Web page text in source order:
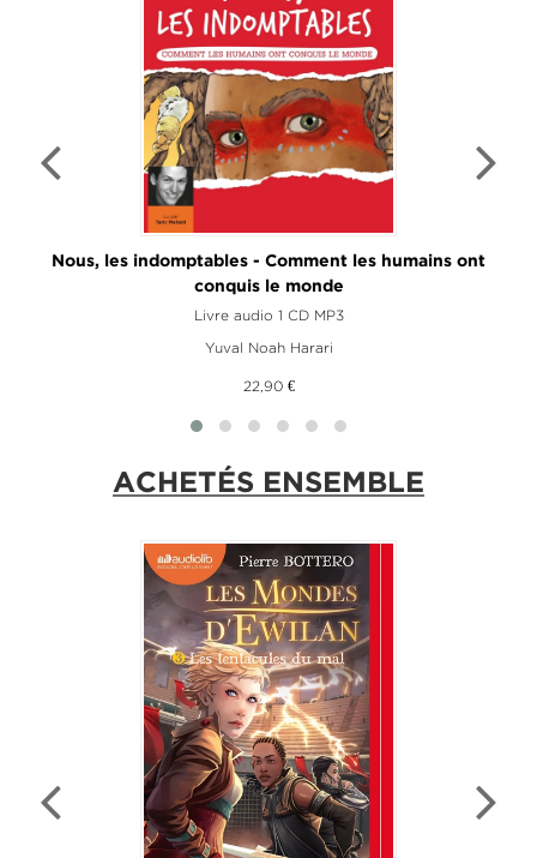
Nous, les indomptables - Comment les humains ont
conquis le monde
Livre audio 1 CD MP3
Yuval Noah Harari
22,90 €
ACHETÉS ENSEMBLE